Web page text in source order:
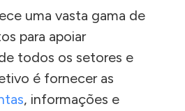
uma vasta gama de
para apoiar
todos os setores e
é fornecer as
, informações e